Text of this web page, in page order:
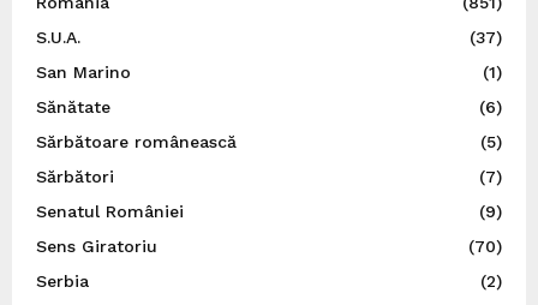
S.U.A.
(37)
San Marino
(1)
Sănătate
(6)
Sărbătoare românească
(5)
Sărbători
(7)
Senatul României
(9)
Sens Giratoriu
(70)
Serbia
(2)